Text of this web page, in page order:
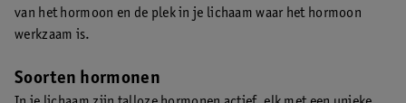
van het hormoon en de plek in je lichaam waar het hormoon
werkzaam is.
Soorten hormonen